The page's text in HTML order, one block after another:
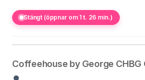
Stängt (öppnar om 1 t. 26 min.)
Coffeehouse by George CHBG